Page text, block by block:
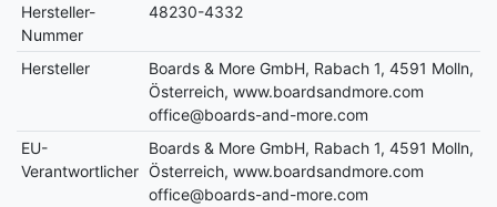
Hersteller-
Nummer
48230-4332
Hersteller
Boards & More GmbH, Rabach 1, 4591 Molln,
Österreich, www.boardsandmore.com
office@boards-and-more.com
EU-
Verantwortlicher
Boards & More GmbH, Rabach 1, 4591 Molln,
Österreich, www.boardsandmore.com
office@boards-and-more.com